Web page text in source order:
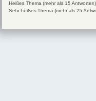
Heißes Thema (mehr als 15 Antworten)
Sehr heißes Thema (mehr als 25